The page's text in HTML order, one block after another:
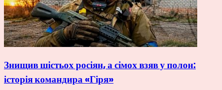
Знищив шістьох росіян, а сімох взяв у полон:
історія командира «Гіря»